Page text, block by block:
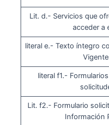
Lit. d.- Servicios que
acceder a
literal e.- Texto íntegro
literal f1.-
Lit. f2.- Formulario
Información